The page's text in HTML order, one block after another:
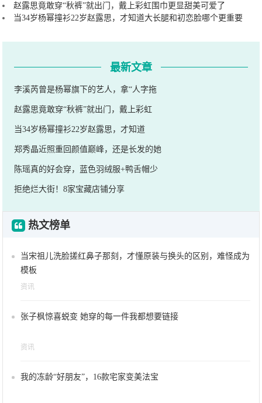
赵露思竟敢穿“秋裤”就出门，戴上彩虹围巾更显甜美可爱了
当34岁杨幂撞衫22岁赵露思，才知道大长腿和初恋脸哪个更重要
最新文章
李溪芮曾是杨幂旗下的艺人，拿“人字拖
赵露思竟敢穿“秋裤”就出门，戴上彩虹
当34岁杨幂撞衫22岁赵露思，才知道
郑秀晶近照重回颜值巅峰，还是长发的她
陈瑶真的好会穿，蓝色羽绒服+鸭舌帽少
拒绝烂大街！8家宝藏店铺分享
热文榜单
当宋祖儿洗脸搓红鼻子那刻，才懂原装与换头的区别，难怪成为
模板
资讯
张子枫惊喜蜕变 她穿的每一件我都想要链接
资讯
我的冻龄“好朋友”，16款宅家变美法宝